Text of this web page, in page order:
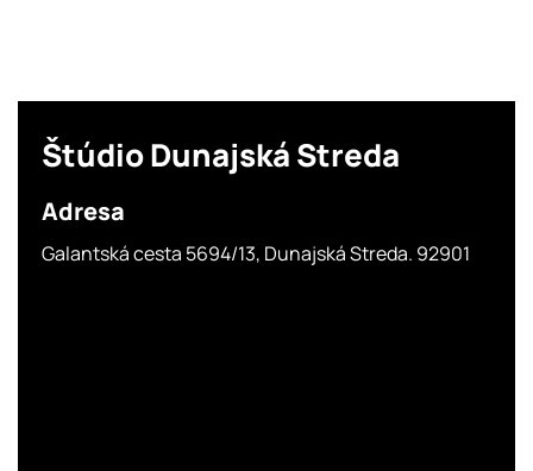
ŠtúdioDunajská Streda
Adresa
Galantská cesta 5694/13, Dunajská Streda. 92901